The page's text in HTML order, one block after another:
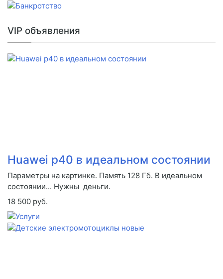
VIP объявления
Huawei p40 в идеальном состоянии
Параметры на картинке. Память 128 Гб. В идеальном
состоянии... Нужны деньги.
18 500 руб.